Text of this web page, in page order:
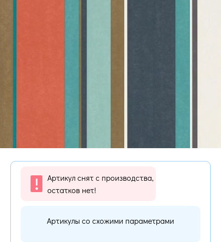
Артикул снят с производства,
остатков нет!
Артикулы со схожими параметрами